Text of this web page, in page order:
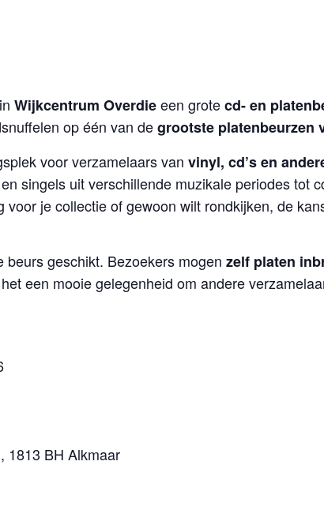
Wijkcentrum Overdieeen grotecd- en
op één van degrootste platenbeurzen
voor verzamelaars van vinyl, cd’s en
singels uit verschillende muzikale periodes tot
voor je collectie of gewoon wilt rondkijken, de
geschikt. Bezoekers mogen zelf platen
een mooie gelegenheid om andere
1813 BH Alkmaar